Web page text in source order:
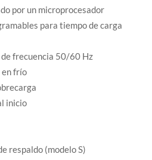
por un microprocesador
para tiempo de carga
frecuencia 50/60 Hz
en frío
inicio
respaldo (modelo S)